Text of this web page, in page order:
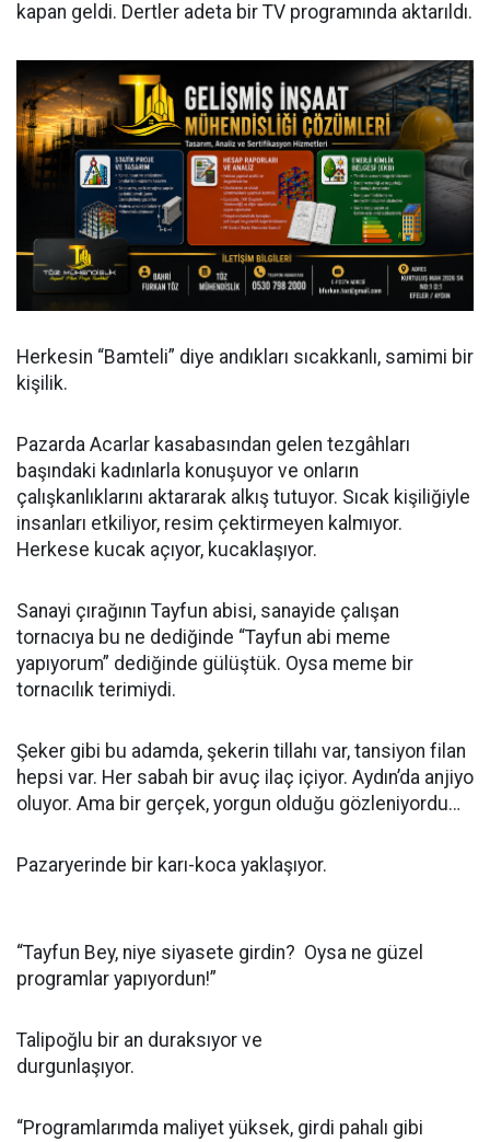
kapan geldi. Dertler adeta bir TV programında aktarıldı.
Herkesin “Bamteli” diye andıkları sıcakkanlı, samimi bir
kişilik.
Pazarda Acarlar kasabasından gelen tezgâhları
başındaki kadınlarla konuşuyor ve onların
çalışkanlıklarını aktararak alkış tutuyor. Sıcak kişiliğiyle
insanları etkiliyor, resim çektirmeyen kalmıyor.
Herkese kucak açıyor, kucaklaşıyor.
Sanayi çırağının Tayfun abisi, sanayide çalışan
tornacıya bu ne dediğinde “Tayfun abi meme
yapıyorum” dediğinde gülüştük. Oysa meme bir
tornacılık terimiydi.
Şeker gibi bu adamda, şekerin tillahı var, tansiyon filan
hepsi var. Her sabah bir avuç ilaç içiyor. Aydın’da anjiyo
oluyor. Ama bir gerçek, yorgun olduğu gözleniyordu…
Pazaryerinde bir karı-koca yaklaşıyor.
“Tayfun Bey, niye siyasete girdin? Oysa ne güzel
programlar yapıyordun!”
Talipoğlu bir an duraksıyor ve
durgunlaşıyor.
“Programlarımda maliyet yüksek, girdi pahalı gibi